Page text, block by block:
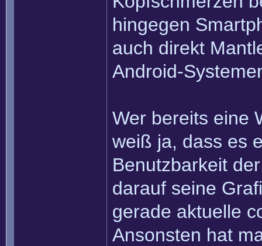
hingegen
auch direkt
Android-
Wer bereits eine
weiß ja, dass es
Benutzbarkeit
darauf seine
gerade aktuelle
Ansonsten hat